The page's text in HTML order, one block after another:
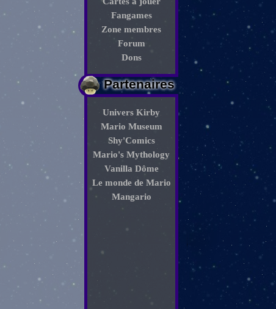
Fangames
Zone membres
Forum
Dons
Partenaires
Univers Kirby
Mario Museum
Shy'Comics
Mario's Mythology
Vanilla Dôme
Le monde de Mario
Mangario